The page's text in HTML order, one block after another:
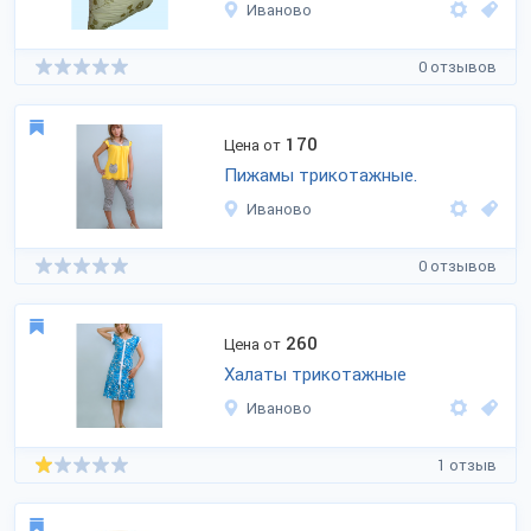
Иваново
0 отзывов
Цена от 170
Пижамы трикотажные.
Иваново
0 отзывов
Цена от 260
Халаты трикотажные
Иваново
1 отзыв